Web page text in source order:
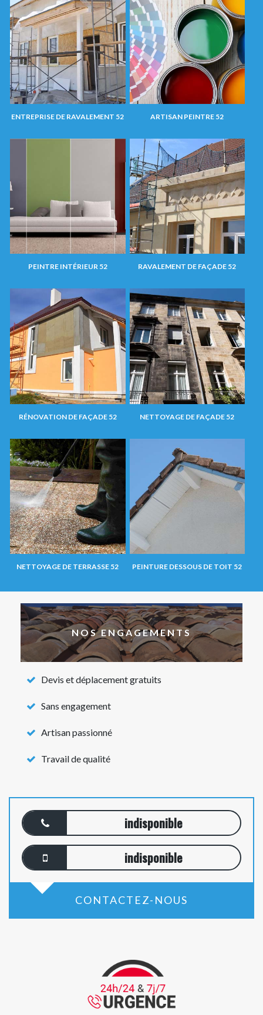
ENTREPRISE DE RAVALEMENT 52 ARTISAN PEINTRE 52
PEINTRE INTÉRIEUR 52 RAVALEMENT DE FAÇADE 52
RÉNOVATION DE FAÇADE 52 NETTOYAGE DE FAÇADE 52
NETTOYAGE DE TERRASSE 52 PEINTURE DESSOUS DE TOIT 52
NOS ENGAGEMENTS
Devis et déplacement gratuits
Sans engagement
Artisan passionné
Travail de qualité
indisponible
indisponible
CONTACTEZ-NOUS